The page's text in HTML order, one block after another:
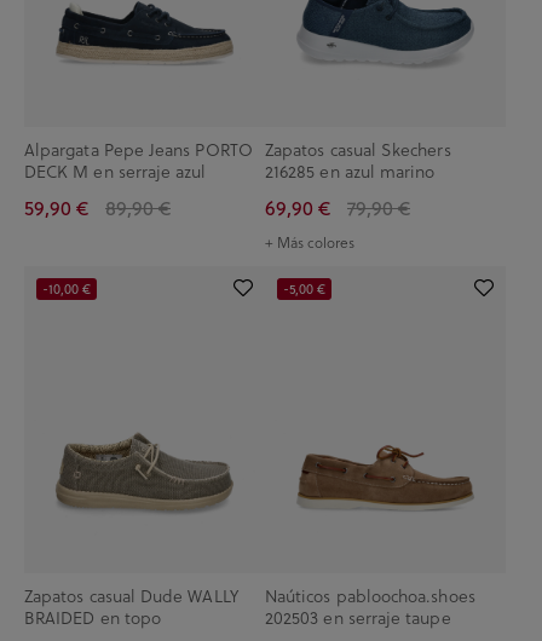
Alpargata Pepe Jeans PORTO
DECK M en serraje azul
59,90 € 89,90 €
Zapatos casual Skechers
216285 en azul marino
69,90 € 79,90 €
+ Más colores
Zapatos casual Dude WALLY
BRAIDED en topo
-10,00 €
Naúticos pabloochoa.shoes
202503 en serraje taupe
-5,00 €